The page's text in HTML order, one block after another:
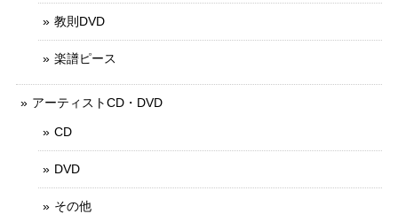
教則DVD
楽譜ピース
アーティストCD・DVD
CD
DVD
その他